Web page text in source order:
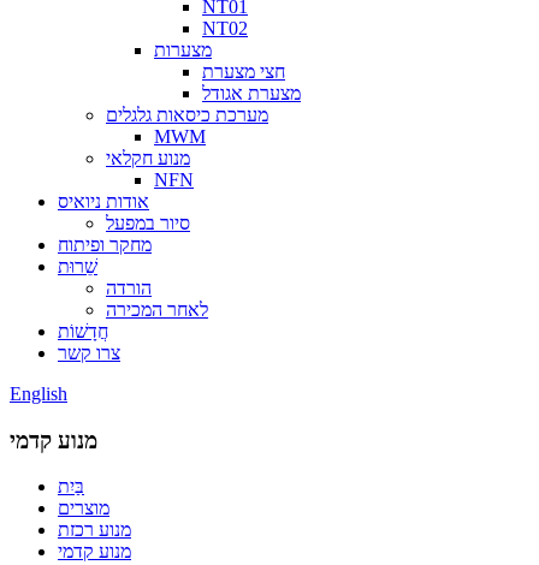
NT01
NT02
מצערות
חצי מצערת
מצערת אגודל
מערכת כיסאות גלגלים
MWM
מנוע חקלאי
NFN
אודות ניואיס
סיור במפעל
מחקר ופיתוח
שֵׁרוּת
הורדה
לאחר המכירה
חֲדָשׁוֹת
צרו קשר
English
מנוע קדמי
בַּיִת
מוצרים
מנוע רכזת
מנוע קדמי